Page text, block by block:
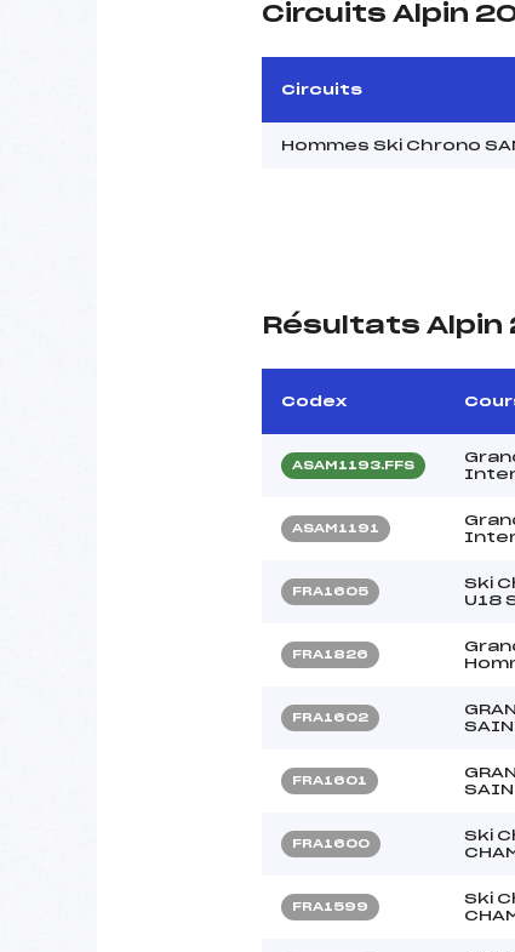
Circuits Alpin
Circuits
Hommes Ski Chrono
Résultats Alpin
Codex
ASAM1193.FFS
ASAM1191
FRA1605
Ski
U18
FRA1826
FRA1602
FRA1601
FRA1600
Ski
FRA1599
Ski